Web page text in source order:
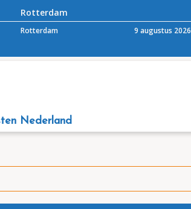
Rotterdam
Rotterdam 9 augustus 2026
Nederland